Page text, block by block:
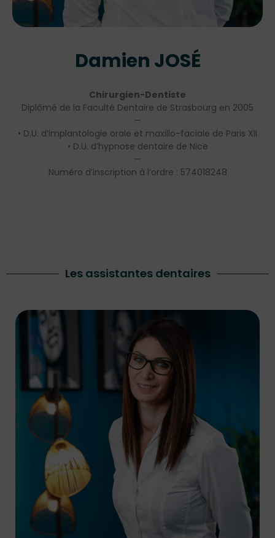
Damien JOSÉ
Chirurgien-Dentiste
Diplômé de la Faculté Dentaire de Strasbourg en 2005
—
• D.U. d’implantologie orale et maxillo-faciale de Paris XII
• D.U. d’hypnose dentaire de Nice
—
Numéro d’inscription à l’ordre : 574018248
Les assistantes dentaires